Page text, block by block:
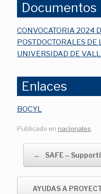
Documentos
CONVOCATORIA 2024
POSTDOCTORALES DE
UNIVERSIDAD DE
Enlaces
BOCYL
Publicado en nacionales
← SAFE –
AYUDAS A